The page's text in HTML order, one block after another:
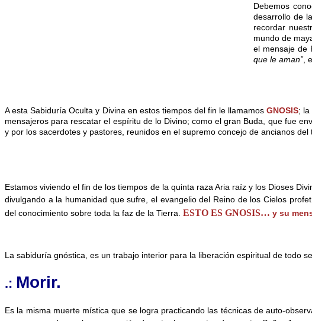
Debemos
desarrollo de
recordar
mundo de
el mensaje de
que le aman” ,
A esta Sabiduría Oculta y Divina en estos tiempos del fin le llamamosGNOSIS; la
mensajeros para rescatar el espíritu de lo Divino; como el gran Buda, que fue
y por los sacerdotes y pastores, reunidos en el supremo concejo de ancianos
Estamos viviendo el fin de los tiempos de la quinta raza Aria raíz y los Dioses
divulgando a la humanidad que sufre, el evangelio del Reino de los Cielos
del conocimiento sobre toda la faz de la Tierra. ESTO ES GNOSIS… y su
La sabiduría gnóstica, es un trabajo interior para la liberación espiritual de todo
.: Morir.
Es la misma muerte mística que se logra practicando las técnicas de auto-